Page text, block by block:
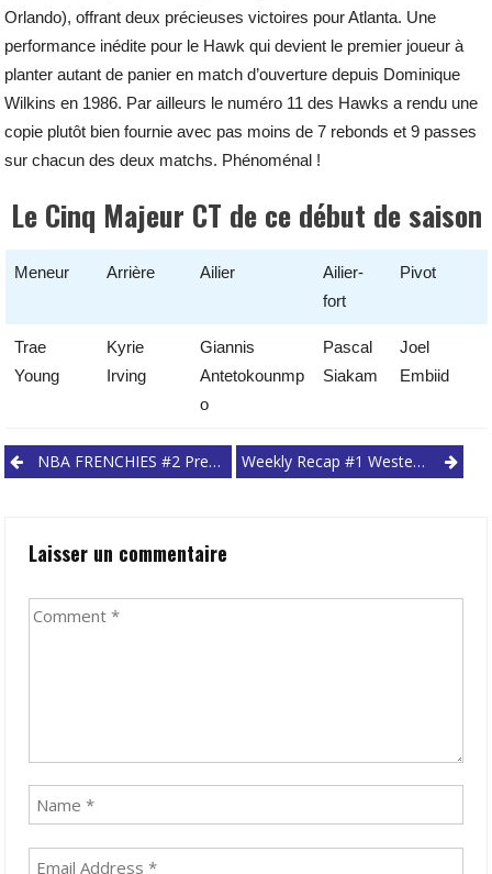
Orlando), offrant deux précieuses victoires pour Atlanta. Une
performance inédite pour le Hawk qui devient le premier joueur à
planter autant de panier en match d’ouverture depuis Dominique
Wilkins en 1986. Par ailleurs le numéro 11 des Hawks a rendu une
copie plutôt bien fournie avec pas moins de 7 rebonds et 9 passes
sur chacun des deux matchs. Phénoménal !
Le Cinq Majeur CT de ce début de saison
Meneur Arrière Ailier
Ailier-
fort
Pivot
Trae
Young
Kyrie
Irving
Giannis
Antetokounmp
o
Pascal
Siakam
Joel
Embiid
PostNBA FRENCHIES #2 Preview Des Joueurs Français En NBA Weekly Recap #1 Western Conference
Laisser un commentaire